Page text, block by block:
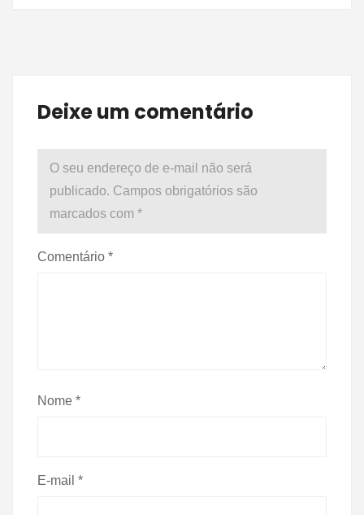
Deixe um comentário
O seu endereço de e-mail não será
publicado. Campos obrigatórios são
marcados com *
Comentário *
Nome *
E-mail *